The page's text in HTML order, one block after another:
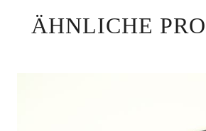
ÄHNLICHE